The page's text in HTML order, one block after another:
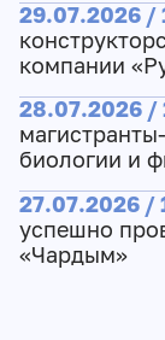
29.07.2026 /
компании
28.07.2026 /
биологии и
27.07.2026 /
успешно
«Чардым»